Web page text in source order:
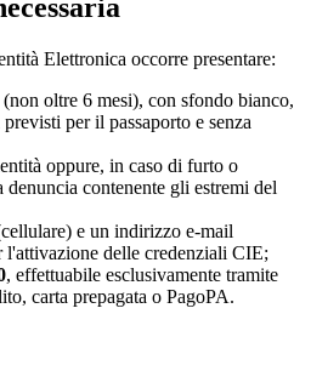
Elettronica occorre presentare:
(non oltre 6 mesi), con sfondo bianco,
per il passaporto e senza
oppure, in caso di furto o
contenente gli estremi del
e un indirizzo e-mail
l'attivazione delle credenziali CIE;
, effettuabile esclusivamente tramite
carta prepagata o PagoPA.